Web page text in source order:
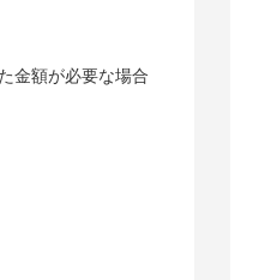
金額が必要な場合